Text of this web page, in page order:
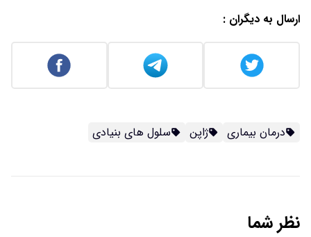
ارسال به دیگران :
درمان بیماری ژاپن سلول های بنیادی
نظر شما